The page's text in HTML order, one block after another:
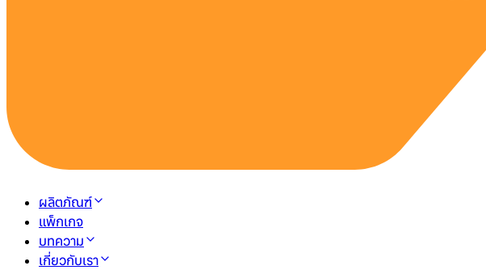
ผลิตภัณฑ์
แพ็กเกจ
บทความ
เกี่ยวกับเรา